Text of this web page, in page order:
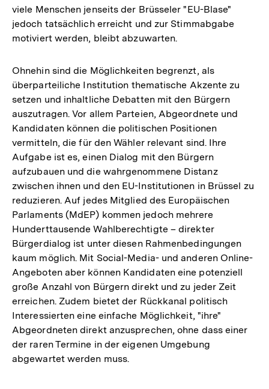
Fußnote
viele Menschen jenseits der Brüsseler "EU-Blase"
jedoch tatsächlich erreicht und zur Stimmabgabe
motiviert werden, bleibt abzuwarten.
Ohnehin sind die Möglichkeiten begrenzt, als
überparteiliche Institution thematische Akzente zu
setzen und inhaltliche Debatten mit den Bürgern
auszutragen. Vor allem Parteien, Abgeordnete und
Kandidaten können die politischen Positionen
vermitteln, die für den Wähler relevant sind. Ihre
Aufgabe ist es, einen Dialog mit den Bürgern
aufzubauen und die wahrgenommene Distanz
zwischen ihnen und den EU-Institutionen in Brüssel zu
reduzieren. Auf jedes Mitglied des Europäischen
Parlaments (MdEP) kommen jedoch mehrere
Hunderttausende Wahlberechtigte – direkter
Bürgerdialog ist unter diesen Rahmenbedingungen
kaum möglich. Mit Social-Media- und anderen Online-
Angeboten aber können Kandidaten eine potenziell
große Anzahl von Bürgern direkt und zu jeder Zeit
erreichen. Zudem bietet der Rückkanal politisch
Interessierten eine einfache Möglichkeit, "ihre"
Abgeordneten direkt anzusprechen, ohne dass einer
der raren Termine in der eigenen Umgebung
abgewartet werden muss.